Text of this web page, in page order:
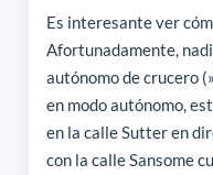
Es interesante ver
Afortunadamente,
autónomo de crucero
en modo autónomo,
en la calle Sutter en
con la calle Sansome